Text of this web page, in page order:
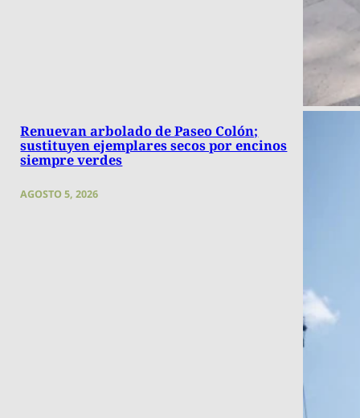
Renuevan arbolado de Paseo Colón;
sustituyen ejemplares secos por encinos
siempre verdes
AGOSTO 5, 2026